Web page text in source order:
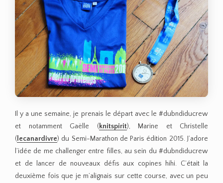
Il y a une semaine, je prenais le départ avec le #dubndiducrew
et notamment Gaëlle (knitspirit), Marine et Christelle
( lecanardivre) du Semi-Marathon de Paris édition 2015. J’adore
l’idée de me challenger entre filles, au sein du #dubndiducrew
et de lancer de nouveaux défis aux copines hihi. C’était la
deuxième fois que je m’alignais sur cette course, avec un peu